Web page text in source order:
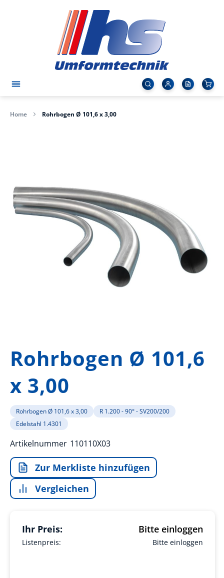
Home Rohrbogen Ø 101,6 x 3,00
der
Bildergalerie
springen
Rohrbogen Ø 101,6
x 3,00
Rohrbogen Ø 101,6 x 3,00
R 1.200 - 90° - SV200/200
Edelstahl 1.4301
Artikelnummer 110110X03
Zur Merkliste hinzufügen
Vergleichen
Listenpreis: Bitte einloggen
Ihr Preis: Bitte einloggen